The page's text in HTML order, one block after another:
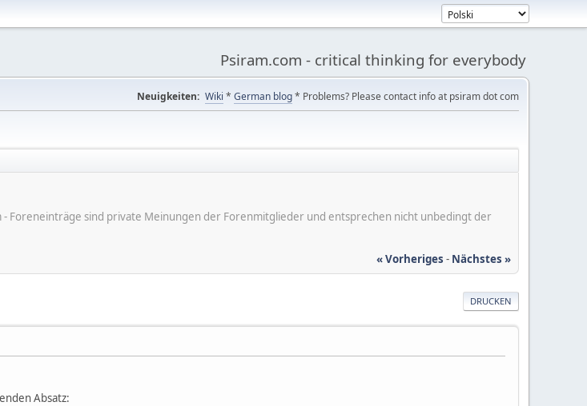
Psiram.com - critical thinking for everybody
Neuigkeiten: Wiki * German blog* Problems? Please contact info at psiram dot com
Foreneinträge sind private Meinungen der Forenmitglieder und entsprechen nicht unbedingt der
« Vorheriges - Nächstes »
DRUCKEN
Absatz: